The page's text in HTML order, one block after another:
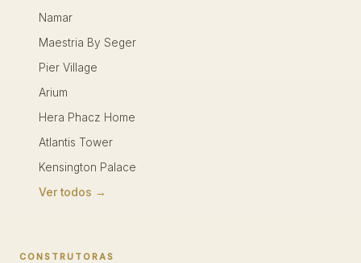
Namar
Maestria By Seger
Pier Village
Arium
Hera Phacz Home
Atlantis Tower
Kensington Palace
Ver todos →
CONSTRUTORAS